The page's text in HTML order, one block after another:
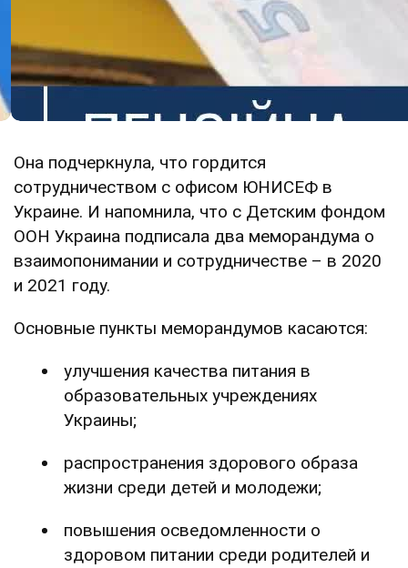
Она подчеркнула, что гордится
сотрудничеством с офисом ЮНИСЕФ в
Украине. И напомнила, что с Детским фондом
ООН Украина подписала два меморандума о
взаимопонимании и сотрудничестве – в 2020
и 2021 году.
Основные пункты меморандумов касаются:
улучшения качества питания в
образовательных учреждениях
Украины;
распространения здорового образа
жизни среди детей и молодежи;
повышения осведомленности о
здоровом питании среди родителей и